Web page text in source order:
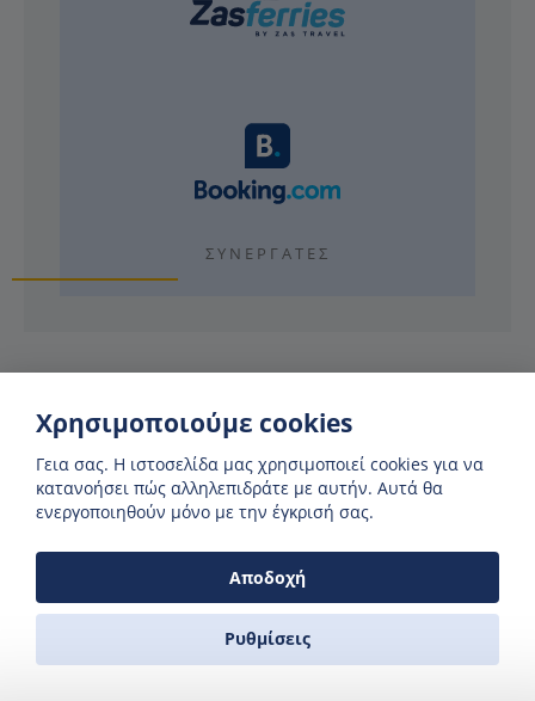
ΣΥΝΕΡΓΆΤΕΣ
Γιατί να χρησιμοποιήσετε τη Zas
Ferries;
συγκεκριμένο δρομολόγιο πριν κάνετε αναζήτηση
Χρησιμοποιούμε cookies
Γεια σας. H ιστοσελίδα μας χρησιμοποιεί cookies για να
κατανοήσει πώς αλληλεπιδράτε με αυτήν. Αυτά θα
ενεργοποιηθούν μόνο με την έγκρισή σας.
Αποδοχή
Ρυθμίσεις